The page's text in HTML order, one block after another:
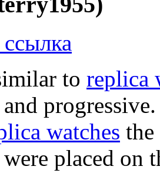
to replica
watches
were placed on